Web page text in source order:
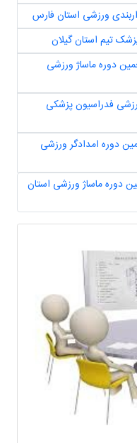
ورزشی استان فارس
تیم استان گیلان
دوره ماساژ ورزشی
فدراسیون پزشکی
دوره امدادگر ورزشی
دوره ماساژ ورزشی استان